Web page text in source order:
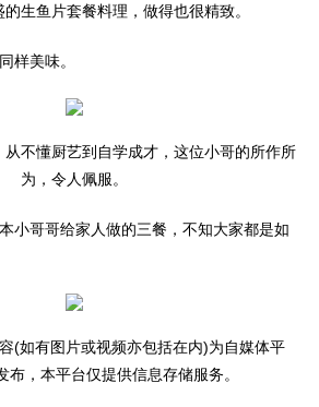
生鱼片套餐料理，做得也很精致。
样美味。
不懂厨艺到自学成才，这位小哥的所作所
为，令人佩服。
小哥哥给家人做的三餐，不知大家都是如
(如有图片或视频亦包括在内)为自媒体平
布，本平台仅提供信息存储服务。